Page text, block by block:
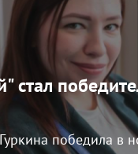
стал
победила в